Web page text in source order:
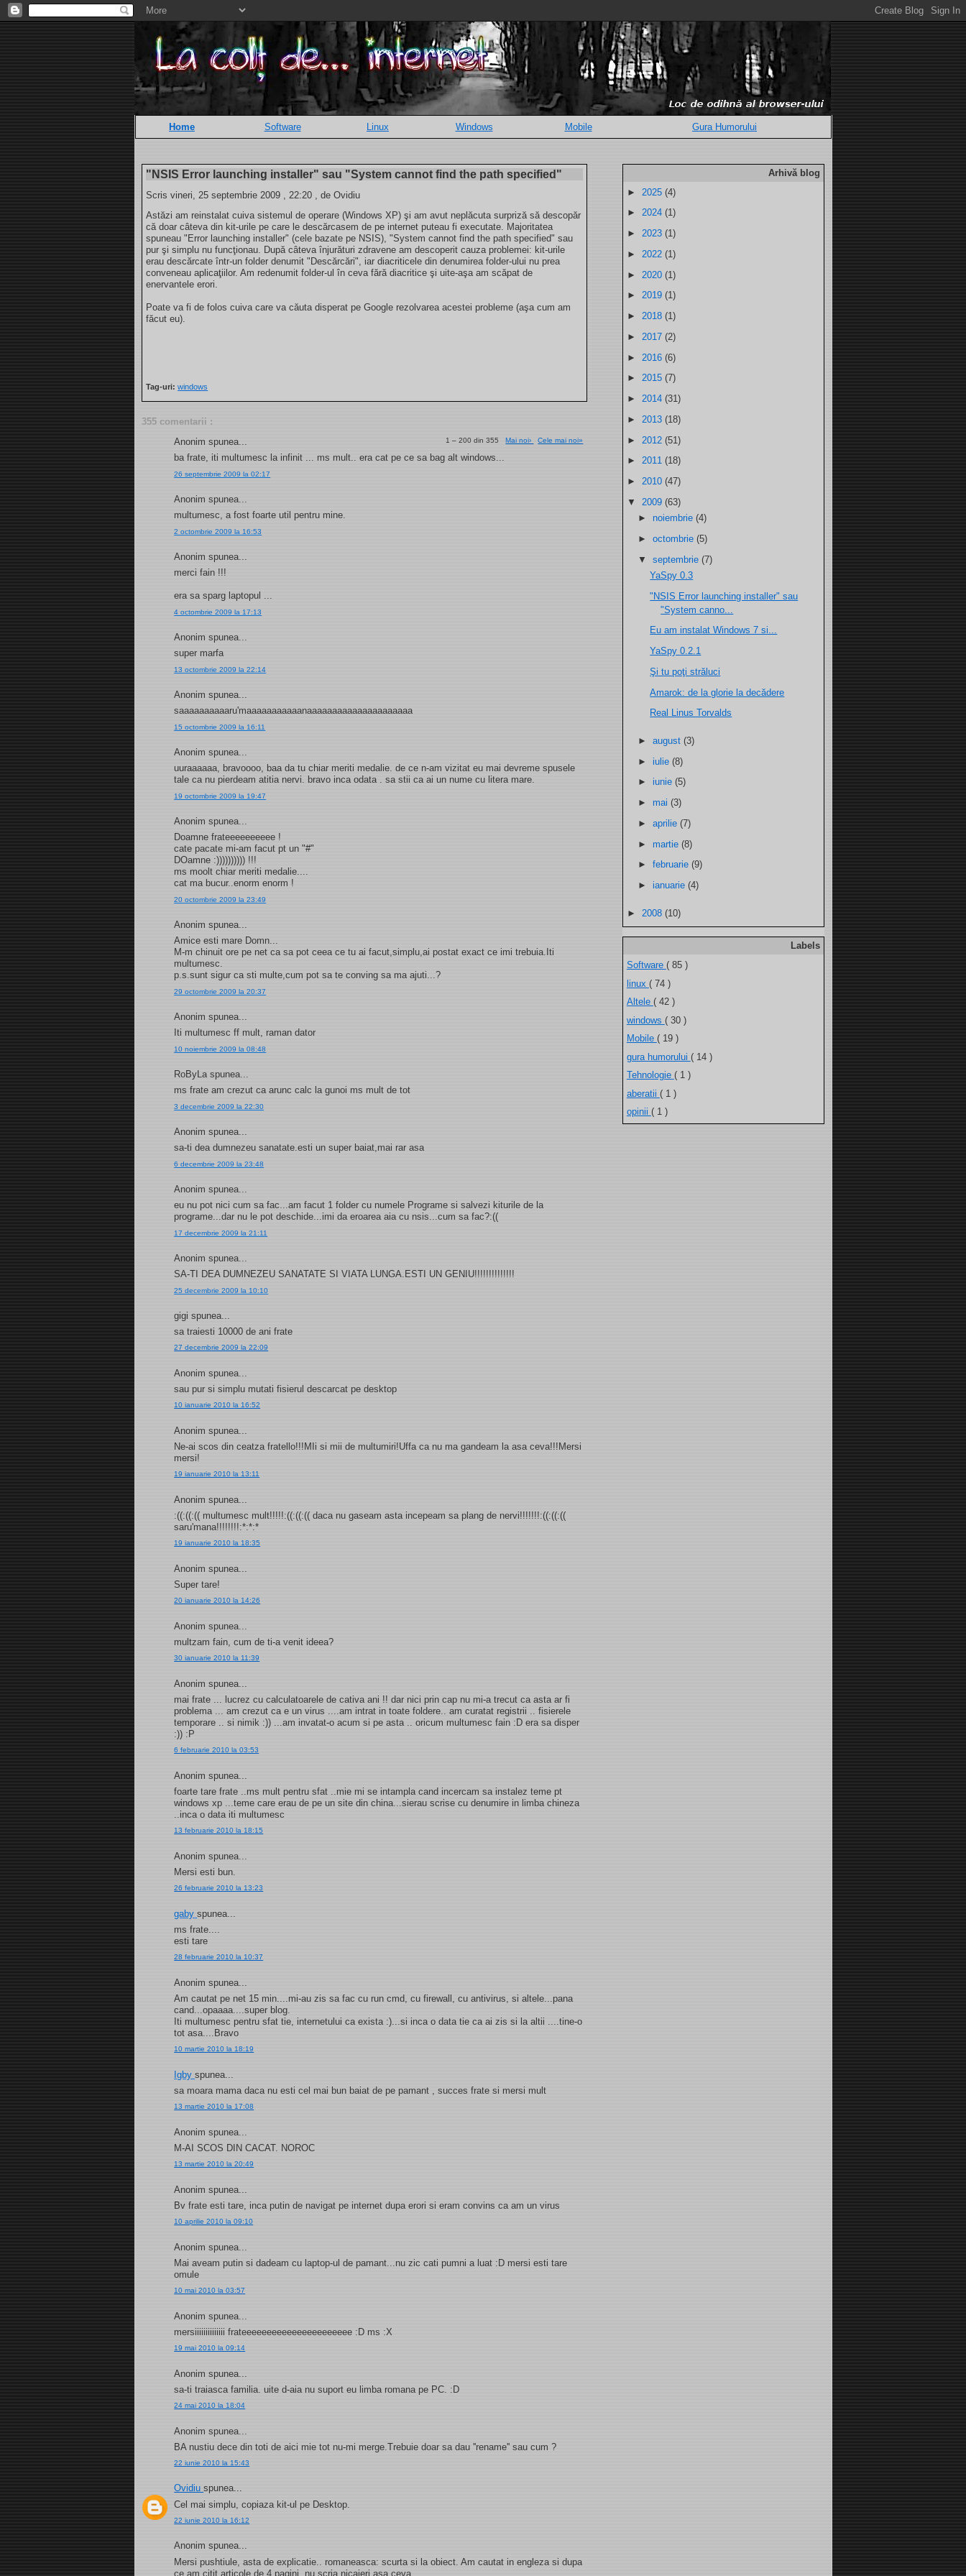
Home Software Linux Windows Mobile Gura Humorului
"NSIS Error launching installer" sau "System cannot find the path specified"
Scris vineri, 25 septembrie 2009 , 22:20 , de Ovidiu
Astăzi am reinstalat cuiva sistemul de operare (Windows XP) şi am avut neplăcuta surpriză să descopăr
că doar câteva din kit-urile pe care le descărcasem de pe internet puteau fi executate. Majoritatea
spuneau "Error launching installer" (cele bazate pe NSIS), "System cannot find the path specified" sau
pur şi simplu nu funcţionau. După câteva înjurături zdravene am descoperit cauza problemei: kit-urile
erau descărcate într-un folder denumit "Descărcări", iar diacriticele din denumirea folder-ului nu prea
conveneau aplicaţiilor. Am redenumit folder-ul în ceva fără diacritice şi uite-aşa am scăpat de
enervantele erori.
Poate va fi de folos cuiva care va căuta disperat pe Google rezolvarea acestei probleme (aşa cum am
făcut eu).
Tag-uri:windows
355 comentarii :
1 – 200 din 355Mai noi› Cele mai noi»
Anonim spunea...
ba frate, iti multumesc la infinit ... ms mult.. era cat pe ce sa bag alt windows...
26 septembrie 2009 la 02:17
Anonim spunea...
multumesc, a fost foarte util pentru mine.
2 octombrie 2009 la 16:53
Anonim spunea...
merci fain !!!
era sa sparg laptopul ...
4 octombrie 2009 la 17:13
Anonim spunea...
super marfa
13 octombrie 2009 la 22:14
Anonim spunea...
saaaaaaaaaaru'maaaaaaaaaaanaaaaaaaaaaaaaaaaaaaaa
15 octombrie 2009 la 16:11
Anonim spunea...
uuraaaaaa, bravoooo, baa da tu chiar meriti medalie. de ce n-am vizitat eu mai devreme spusele
tale ca nu pierdeam atitia nervi. bravo inca odata . sa stii ca ai un nume cu litera mare.
19 octombrie 2009 la 19:47
Anonim spunea...
Doamne frateeeeeeeeee !
cate pacate mi-am facut pt un "#"
DOamne :)))))))))) !!!
ms moolt chiar meriti medalie....
cat ma bucur..enorm enorm !
20 octombrie 2009 la 23:49
Anonim spunea...
Amice esti mare Domn...
M-m chinuit ore pe net ca sa pot ceea ce tu ai facut,simplu,ai postat exact ce imi trebuia.Iti
multumesc.
p.s.sunt sigur ca sti multe,cum pot sa te conving sa ma ajuti...?
29 octombrie 2009 la 20:37
Anonim spunea...
Iti multumesc ff mult, raman dator
10 noiembrie 2009 la 08:48
RoByLa spunea...
ms frate am crezut ca arunc calc la gunoi ms mult de tot
3 decembrie 2009 la 22:30
Anonim spunea...
sa-ti dea dumnezeu sanatate.esti un super baiat,mai rar asa
6 decembrie 2009 la 23:48
Anonim spunea...
eu nu pot nici cum sa fac...am facut 1 folder cu numele Programe si salvezi kiturile de la
programe...dar nu le pot deschide...imi da eroarea aia cu nsis...cum sa fac?:((
17 decembrie 2009 la 21:11
Anonim spunea...
SA-TI DEA DUMNEZEU SANATATE SI VIATA LUNGA.ESTI UN GENIU!!!!!!!!!!!!!!
25 decembrie 2009 la 10:10
gigi spunea...
sa traiesti 10000 de ani frate
27 decembrie 2009 la 22:09
Anonim spunea...
sau pur si simplu mutati fisierul descarcat pe desktop
10 ianuarie 2010 la 16:52
Anonim spunea...
Ne-ai scos din ceatza fratello!!!MIi si mii de multumiri!Uffa ca nu ma gandeam la asa ceva!!!Mersi
mersi!
19 ianuarie 2010 la 13:11
Anonim spunea...
:((:((:(( multumesc mult!!!!!:((:((:(( daca nu gaseam asta incepeam sa plang de nervi!!!!!!!:((:((:((
saru'mana!!!!!!!!:*:*:*
19 ianuarie 2010 la 18:35
Anonim spunea...
Super tare!
20 ianuarie 2010 la 14:26
Anonim spunea...
multzam fain, cum de ti-a venit ideea?
30 ianuarie 2010 la 11:39
Anonim spunea...
mai frate ... lucrez cu calculatoarele de cativa ani !! dar nici prin cap nu mi-a trecut ca asta ar fi
problema ... am crezut ca e un virus ....am intrat in toate foldere.. am curatat registrii .. fisierele
temporare .. si nimik :)) ...am invatat-o acum si pe asta .. oricum multumesc fain :D era sa disper
:)) :P
6 februarie 2010 la 03:53
Anonim spunea...
foarte tare frate ..ms mult pentru sfat ..mie mi se intampla cand incercam sa instalez teme pt
windows xp ...teme care erau de pe un site din china...sierau scrise cu denumire in limba chineza
..inca o data iti multumesc
13 februarie 2010 la 18:15
Anonim spunea...
Mersi esti bun.
26 februarie 2010 la 13:23
gabyspunea...
ms frate....
esti tare
28 februarie 2010 la 10:37
Anonim spunea...
Am cautat pe net 15 min....mi-au zis sa fac cu run cmd, cu firewall, cu antivirus, si altele...pana
cand...opaaaa....super blog.
Iti multumesc pentru sfat tie, internetului ca exista :)...si inca o data tie ca ai zis si la altii ....tine-o
tot asa....Bravo
10 martie 2010 la 18:19
Igbyspunea...
sa moara mama daca nu esti cel mai bun baiat de pe pamant , succes frate si mersi mult
13 martie 2010 la 17:08
Anonim spunea...
M-AI SCOS DIN CACAT. NOROC
13 martie 2010 la 20:49
Anonim spunea...
Bv frate esti tare, inca putin de navigat pe internet dupa erori si eram convins ca am un virus
10 aprilie 2010 la 09:10
Anonim spunea...
Mai aveam putin si dadeam cu laptop-ul de pamant...nu zic cati pumni a luat :D mersi esti tare
omule
10 mai 2010 la 03:57
Anonim spunea...
mersiiiiiiiiiiiiii frateeeeeeeeeeeeeeeeeeeeee :D ms :X
19 mai 2010 la 09:14
Anonim spunea...
sa-ti traiasca familia. uite d-aia nu suport eu limba romana pe PC. :D
24 mai 2010 la 18:04
Anonim spunea...
BA nustiu dece din toti de aici mie tot nu-mi merge.Trebuie doar sa dau ''rename'' sau cum ?
22 iunie 2010 la 15:43
Ovidiuspunea...
Cel mai simplu, copiaza kit-ul pe Desktop.
22 iunie 2010 la 16:12
Anonim spunea...
Mersi pushtiule, asta de explicatie.. romaneasca: scurta si la obiect. Am cautat in engleza si dupa
ce am citit articole de 4 pagini, nu scria nicaieri asa ceva.
Arhivă blog
► 2025 (4)
► 2024 (1)
► 2023 (1)
► 2022 (1)
► 2020 (1)
► 2019 (1)
► 2018 (1)
► 2017 (2)
► 2016 (6)
► 2015 (7)
► 2014 (31)
► 2013 (18)
► 2012 (51)
► 2011 (18)
► 2010 (47)
▼ 2009 (63)
►noiembrie(4)
►octombrie(5)
▼septembrie(7)
YaSpy 0.3
"NSIS Error launching installer" sau
"System canno...
Eu am instalat Windows 7 si...
YaSpy 0.2.1
Şi tu poţi străluci
Amarok: de la glorie la decădere
Real Linus Torvalds
►august(3)
►iulie(8)
►iunie(5)
►mai(3)
►aprilie(7)
►martie(8)
►februarie(9)
►ianuarie(4)
► 2008 (10)
Labels
Software ( 85 )
linux ( 74 )
Altele ( 42 )
windows ( 30 )
Mobile ( 19 )
gura humorului ( 14 )
Tehnologie ( 1 )
aberatii ( 1 )
opinii ( 1 )